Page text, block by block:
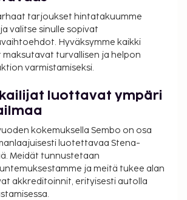
päivä koko vuoden ajan.
Check in -aika: 15:00 - 18:00,
11:00.
tarjoukset hintatakuumme
valitse sinulle sopivat
Hyväksymme kaikki
maksutavat turvallisen ja helpon
varmistamiseksi.
luottavat ympäri
kokemuksella Sembo on osa
luotettavaa Stena-
Meidät tunnustetaan
ja meitä tukee alan
akkreditoinnit, erityisesti autolla